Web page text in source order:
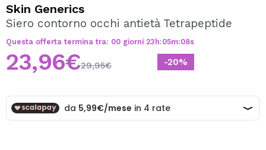
Creando un account su Maquibeauty.it potrai fare i tuoi
acquisti velocemente, controllare lo stato dei tuoi ordini e
consultare le tue operazioni precedenti.
Skin Generics
Siero contorno occhi antietà Tetrapeptide
Questa offerta termina tra: 00 giorni 23 h:05m:08s
-20%
23,96€29,95€